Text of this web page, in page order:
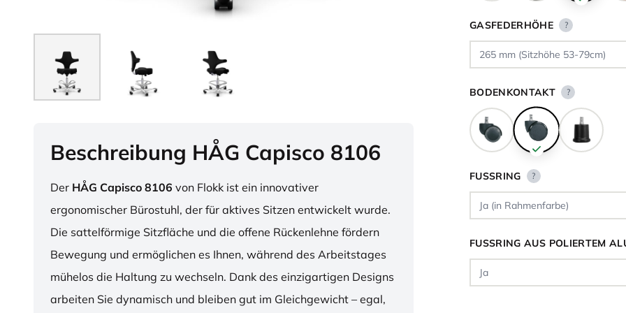
Beschreibung HÅG Capisco 8106
Der HÅG Capisco 8106 von Flokk ist ein innovativer
ergonomischer Bürostuhl, der für aktives Sitzen entwickelt wurde.
Die sattelförmige Sitzfläche und die offene Rückenlehne fördern
Bewegung und ermöglichen es Ihnen, während des Arbeitstages
mühelos die Haltung zu wechseln. Dank des einzigartigen Designs
arbeiten Sie dynamisch und bleiben gut im Gleichgewicht – egal,
GASFEDERHÖHE ?
BODENKONTAKT ?
FUSSRING ?
FUSSRING AUS POLIERTEM